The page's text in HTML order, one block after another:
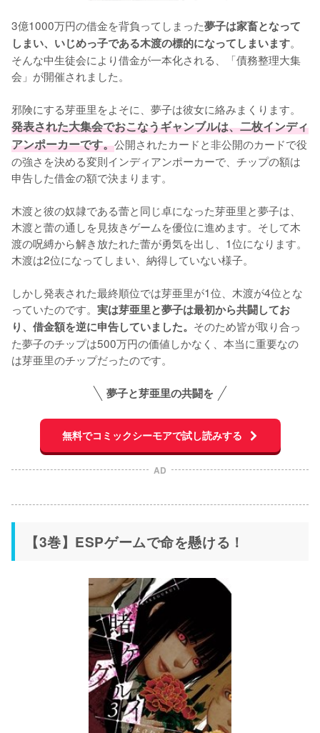
3億1000万円の借金を背負ってしまった夢子は家畜となって
しまい、いじめっ子である木渡の標的になってしまいます。
そんな中生徒会により借金が一本化される、「債務整理大集
会」が開催されました。
邪険にする芽亜里をよそに、夢子は彼女に絡みまくります。
発表された大集会でおこなうギャンブルは、二枚インディ
アンポーカーです。公開されたカードと非公開のカードで役
の強さを決める変則インディアンポーカーで、チップの額は
申告した借金の額で決まります。
木渡と彼の奴隷である蕾と同じ卓になった芽亜里と夢子は、
木渡と蕾の通しを見抜きゲームを優位に進めます。そして木
渡の呪縛から解き放たれた蕾が勇気を出し、1位になります。
木渡は2位になってしまい、納得していない様子。
しかし発表された最終順位では芽亜里が1位、木渡が4位とな
っていたのです。 実は芽亜里と夢子は最初から共闘してお
り、借金額を逆に申告していました。 そのため皆が取り合っ
た夢子のチップは500万円の価値しかなく、本当に重要なの
は芽亜里のチップだったのです。
夢子と芽亜里の共闘を
無料でコミックシーモアで試し読みする
AD
【3巻】ESPゲームで命を懸ける！